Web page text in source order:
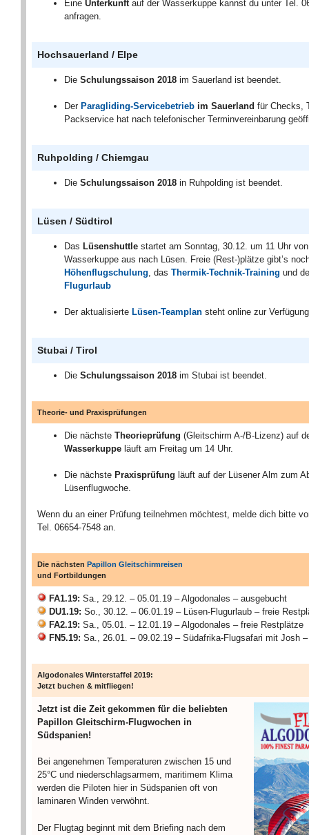
Eine Unterkunft auf der Wasserkuppe kannst du unter Tel.
anfragen.
Hochsauerland / Elpe
Die Schulungssaison 2018 im Sauerland ist beendet.
Der Paragliding-Servicebetrieb im Sauerland für Checks,
Packservice hat nach telefonischer Terminvereinbarung
Ruhpolding / Chiemgau
Die Schulungssaison 2018 in Ruhpolding ist beendet.
Lüsen / Südtirol
Das Lüsenshuttle startet am Sonntag, 30.12. um 11 Uhr
Wasserkuppe aus nach Lüsen. Freie (Rest-)plätze gibt’s
Höhenflugschulung , das Thermik-Technik-Training und
Flugurlaub
Der aktualisierte Lüsen-Teamplan steht online zur
Stubai / Tirol
Die Schulungssaison 2018 im Stubai ist beendet.
Theorie- und Praxisprüfungen
Die nächste Theorieprüfung (Gleitschirm A-/B-Lizenz) auf
Wasserkuppe läuft am Freitag um 14 Uhr.
Die nächste Praxisprüfung läuft auf der Lüsener Alm zum
Lüsenflugwoche.
Wenn du an einer Prüfung teilnehmen möchtest, melde dich bitte
Tel. 06654-7548 an.
Die nächsten Papillon Gleitschirmreisen
und Fortbildungen
FA1.19: Sa., 29.12. – 05.01.19 – Algodonales – ausgebucht
DU1.19: So., 30.12. – 06.01.19 – Lüsen-Flugurlaub – freie
FA2.19: Sa., 05.01. – 12.01.19 – Algodonales – freie Restplätze
FN5.19: Sa., 26.01. – 09.02.19 – Südafrika-Flugsafari mit Josh
Algodonales Winterstaffel 2019:
Jetzt buchen & mitfliegen!
Jetzt ist die Zeit gekommen für die beliebten
Papillon Gleitschirm-Flugwochen in
Südspanien!
Bei angenehmen Temperaturen zwischen 15 und
25°C und niederschlagsarmem, maritimem Klima
werden die Piloten hier in Südspanien oft von
laminaren Winden verwöhnt.
Der Flugtag beginnt mit dem Briefing nach dem